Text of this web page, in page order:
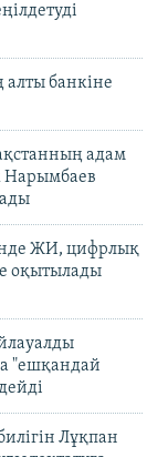
алты банкіне
адам
Нарымбаев
ЖИ, цифрлық
оқытылады
"ешқандай
Лұқпан